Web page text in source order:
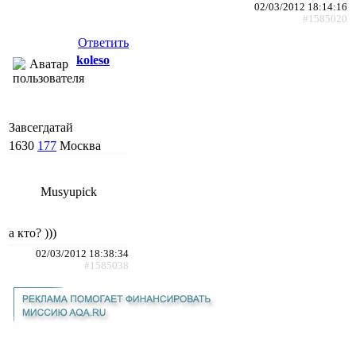
02/03/2012 18:14:16
#1585020
Ответить
koleso
Завсегдатай
1630 177 Москва
Musyupick
а кто? )))
02/03/2012 18:38:34
#1585038